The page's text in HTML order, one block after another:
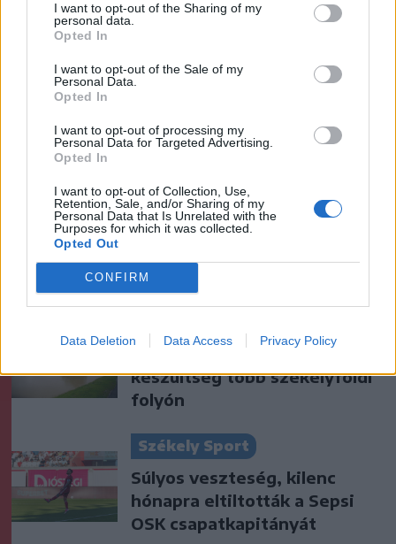
I want to opt-out of the Sharing of my
personal data.
Opted In
I want to opt-out of the Sale of my
Personal Data.
Opted In
I want to opt-out of processing my
Personal Data for Targeted Advertising.
Opted In
I want to opt-out of Collection, Use,
Retention, Sale, and/or Sharing of my
Personal Data that Is Unrelated with the
Purposes for which it was collected.
Opted Out
CONFIRM
Data Deletion Data Access Privacy Policy
Ezek is érdekelhetik
Székelyhon
Hetek óta először csökkent
Elsőfokú árvízvédelmi
készültség több székelyföldi
folyón
Székely Sport
Súlyos veszteség, kilenc
hónapra eltiltották a Sepsi
OSK csapatkapitányát